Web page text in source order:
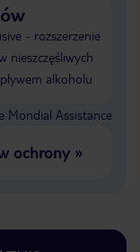
- rozszerzenie
nieszczęśliwych
alkoholu
Mondial Assistance
ochrony»